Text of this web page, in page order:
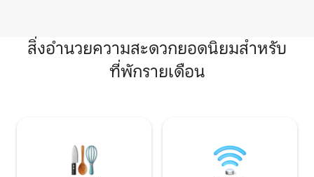
สิ่งอำนวยความสะดวกยอดนิยมสำหรับ
ที่พักรายเดือน